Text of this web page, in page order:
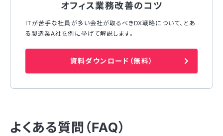
オフィス業務改善のコツ
ITが苦⼿な社員が多い会社が取るべきDX戦略について、とあ
る製造業A社を例に挙げて解説します。
資料ダウンロード（無料）
よくある質問（FAQ）